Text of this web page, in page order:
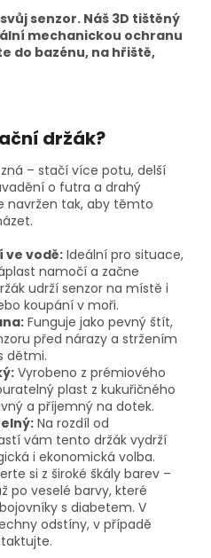
senzor. Náš 3D tištěný
mechanickou ochranu
do bazénu, na hřiště,
držák?
– stačí více potu, delší
o futra a drahý
navržen tak, aby těmto
ve vodě: Ideální pro situace,
namočí a začne
udrží senzor na místě i
koupání v moři.
Funguje jako pevný štít,
před nárazy a stržením
dětmi.
Vyrobeno z prémiového
plast z kukuřičného
a příjemný na dotek.
Na rozdíl od
vám tento držák vydrží
i ekonomická volba.
si z široké škály barev –
po veselé barvy, které
s diabetem. V
odstíny, v případě